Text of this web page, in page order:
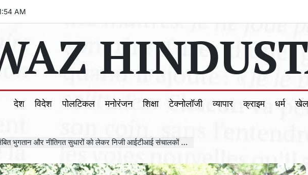
:56 AM
देश विदेश पोलटिकल मनोरंजन शिक्षा टेक्नोलॉजी व्यापार क्राइम धर्म खेल
भुगतान और नीतिगत सुधारों को लेकर निजी आईटीआई संचालकों का दिल्ली में प्रदर्शन